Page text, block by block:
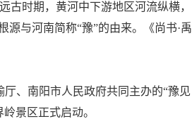
古时期，黄河中下游地区河流纵横，
与河南简称“豫”的由来。《尚书·禹
、南阳市人民政府共同主办的“豫见
景区正式启动。